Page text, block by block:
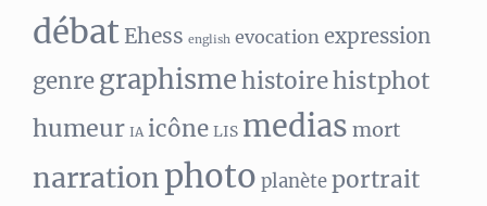
débat Ehess english evocation expression
genregraphismehistoirehistphot
humeur IA icône LIS medias mort
narrationphoto planèteportrait